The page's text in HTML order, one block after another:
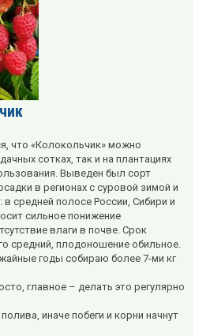
что «Колокольчик» можно
сотках, так и на плантациях
Выведен был сорт
в регионах с суровой зимой и
средней полосе России, Сибири и
сильное понижение
влаги в почве. Срок
средний, плодоношение обильное.
годы собираю более 7-ми кг
главное – делать это регулярно
иначе побеги и корни начнут